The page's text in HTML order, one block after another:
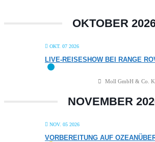
OKTOBER
OKT. 07 2026
LIVE-REISESHOW BEI RANGE
Moll GmbH & Co.
NOVEMBER
NOV. 05 2026
VORBEREITUNG AUF